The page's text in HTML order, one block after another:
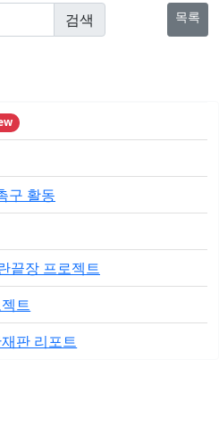
목록
구 활동
끝장 프로젝트
트
판 리포트